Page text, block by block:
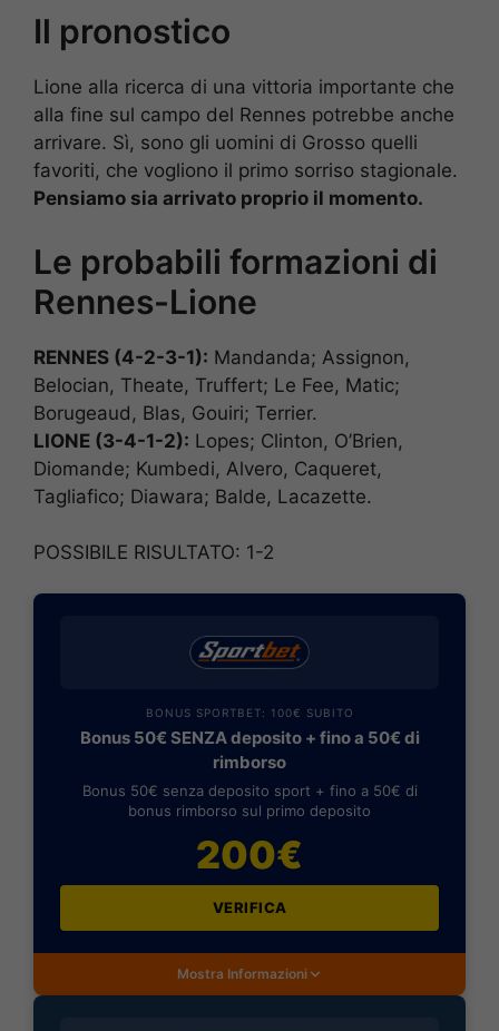
Il pronostico
Lione alla ricerca di una vittoria importante che
alla fine sul campo del Rennes potrebbe anche
arrivare. Sì, sono gli uomini di Grosso quelli
favoriti, che vogliono il primo sorriso stagionale.
Pensiamo sia arrivato proprio il momento.
Le probabili formazioni di
Rennes-Lione
RENNES (4-2-3-1): Mandanda; Assignon,
Belocian, Theate, Truffert; Le Fee, Matic;
Borugeaud, Blas, Gouiri; Terrier.
LIONE (3-4-1-2): Lopes; Clinton, O’Brien,
Diomande; Kumbedi, Alvero, Caqueret,
Tagliafico; Diawara; Balde, Lacazette.
POSSIBILE RISULTATO: 1-2
BONUS SPORTBET: 100€ SUBITO
Bonus 50€ SENZA deposito + fino a 50€ di
rimborso
Bonus 50€ senza deposito sport + fino a 50€ di
bonus rimborso sul primo deposito
200€
VERIFICA
Mostra Informazioni